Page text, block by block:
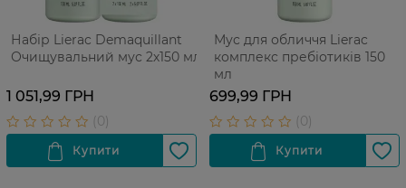
Набір Lierac Demaquillant
Очищувальний мус 2х150 мл
1 051,99 ГРН
Мус для обличчя Lierac
комплекс пребіотиків 150
мл
699,99 ГРН